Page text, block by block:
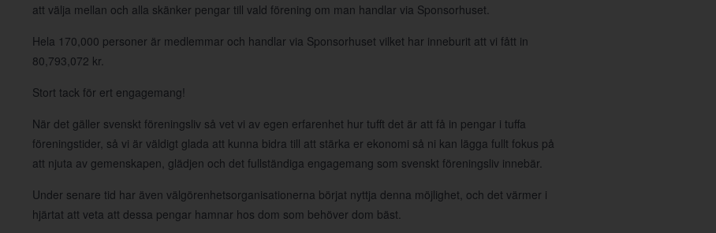
att välja mellan och alla skänker pengar till vald förening om man handlar via Sponsorhuset.
Hela 170,000 personer är medlemmar och handlar via Sponsorhuset vilket har inneburit att vi fått in
80,793,072 kr.
Stort tack för ert engagemang!
När det gäller svenskt föreningsliv så vet vi av egen erfarenhet hur tufft det är att få in pengar i tuffa
föreningstider, så vi är väldigt glada att kunna bidra till att stärka er ekonomi så ni kan lägga fullt fokus på
att njuta av gemenskapen, glädjen och det fullständiga engagemang som svenskt föreningsliv innebär.
Under senare tid har även välgörenhetsorganisationerna börjat nyttja denna möjlighet, och det värmer i
hjärtat att veta att dessa pengar hamnar hos dom som behöver dom bäst.